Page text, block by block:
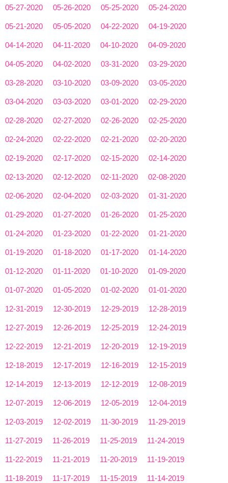
05-27-2020 05-26-2020 05-25-2020 05-24-2020
05-21-2020 05-05-2020 04-22-2020 04-19-2020
04-14-2020 04-11-2020 04-10-2020 04-09-2020
04-05-2020 04-02-2020 03-31-2020 03-29-2020
03-28-2020 03-10-2020 03-09-2020 03-05-2020
03-04-2020 03-03-2020 03-01-2020 02-29-2020
02-28-2020 02-27-2020 02-26-2020 02-25-2020
02-24-2020 02-22-2020 02-21-2020 02-20-2020
02-19-2020 02-17-2020 02-15-2020 02-14-2020
02-13-2020 02-12-2020 02-11-2020 02-08-2020
02-06-2020 02-04-2020 02-03-2020 01-31-2020
01-29-2020 01-27-2020 01-26-2020 01-25-2020
01-24-2020 01-23-2020 01-22-2020 01-21-2020
01-19-2020 01-18-2020 01-17-2020 01-14-2020
01-12-2020 01-11-2020 01-10-2020 01-09-2020
01-07-2020 01-05-2020 01-02-2020 01-01-2020
12-31-2019 12-30-2019 12-29-2019 12-28-2019
12-27-2019 12-26-2019 12-25-2019 12-24-2019
12-22-2019 12-21-2019 12-20-2019 12-19-2019
12-18-2019 12-17-2019 12-16-2019 12-15-2019
12-14-2019 12-13-2019 12-12-2019 12-08-2019
12-07-2019 12-06-2019 12-05-2019 12-04-2019
12-03-2019 12-02-2019 11-30-2019 11-29-2019
11-27-2019 11-26-2019 11-25-2019 11-24-2019
11-22-2019 11-21-2019 11-20-2019 11-19-2019
11-18-2019 11-17-2019 11-15-2019 11-14-2019